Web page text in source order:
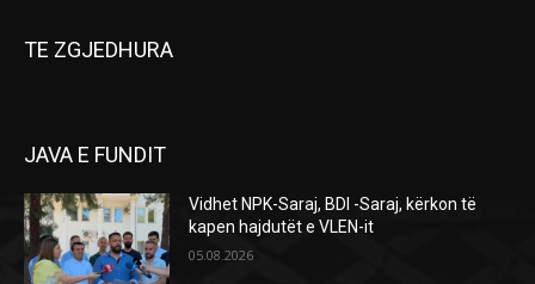
TE ZGJEDHURA
JAVA E FUNDIT
Vidhet NPK-Saraj, BDI -Saraj, kërkon të
kapen hajdutët e VLEN-it
05.08.2026